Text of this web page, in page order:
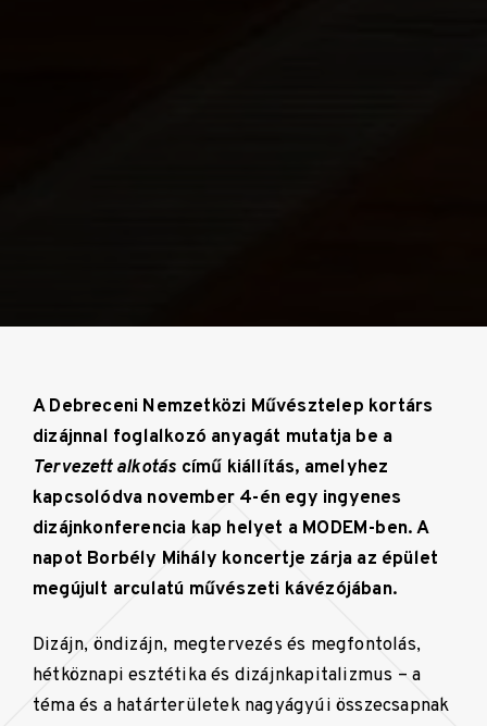
A Debreceni Nemzetközi Művésztelep kortárs
dizájnnal foglalkozó anyagát mutatja be a
Tervezett alkotás című kiállítás, amelyhez
kapcsolódva november 4-én egy ingyenes
dizájnkonferencia kap helyet a MODEM-ben. A
napot Borbély Mihály koncertje zárja az épület
megújult arculatú művészeti kávézójában.
Dizájn, öndizájn, megtervezés és megfontolás,
hétköznapi esztétika és dizájnkapitalizmus – a
téma és a határterületek nagyágyúi összecsapnak